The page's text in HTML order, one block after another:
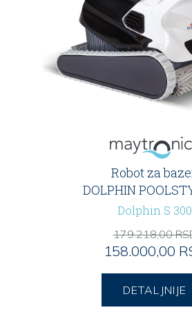
Robot za
DOLPHIN
Dolphin S 300
179.218,00
158.000,00
DETALJNIJE